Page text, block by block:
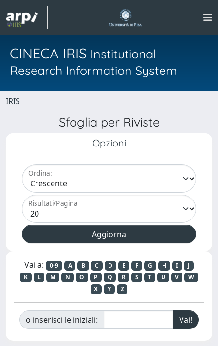
CINECA IRIS Institutional
Research Information System
IRIS
Sfoglia per Riviste
Opzioni
Ordina:
Risultati/Pagina
Vai a: 0-9 A B C D E F G H I
J
K
L M N O P Q R S T U V
W
X
Y Z
o inserisci le iniziali: